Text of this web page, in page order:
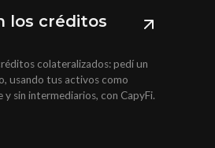
los créditos
colateralizados: pedí un
usando tus activos como
sin intermediarios, con CapyFi.